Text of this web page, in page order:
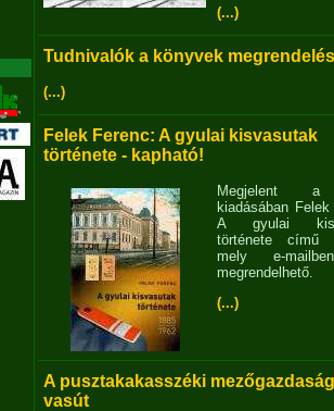
(...)
Tudnivalók a könyvek
(...)
Felek Ferenc: A gyulai kisvasutak
története - kapható!
Megjelent
kiadásában
A gyulai
története című
mely e-
megrendelhető.
(...)
A pusztakakasszéki
vasút